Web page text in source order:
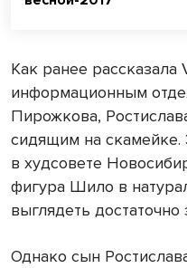
Как ранее
информационным
Пирожкова,
сидящим на скамейке.
в худсовете
фигура Шило в
выглядеть достаточно
Однако сын